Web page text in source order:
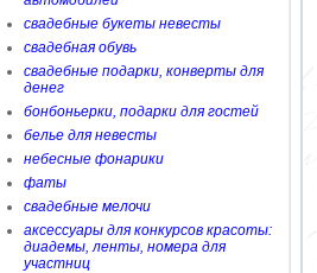
свадебные букеты невесты
свадебная обувь
свадебные подарки, конверты для
денег
бонбоньерки, подарки для гостей
белье для невесты
небесные фонарики
фаты
свадебные мелочи
аксессуары для конкурсов красоты:
диадемы, ленты, номера для
участниц